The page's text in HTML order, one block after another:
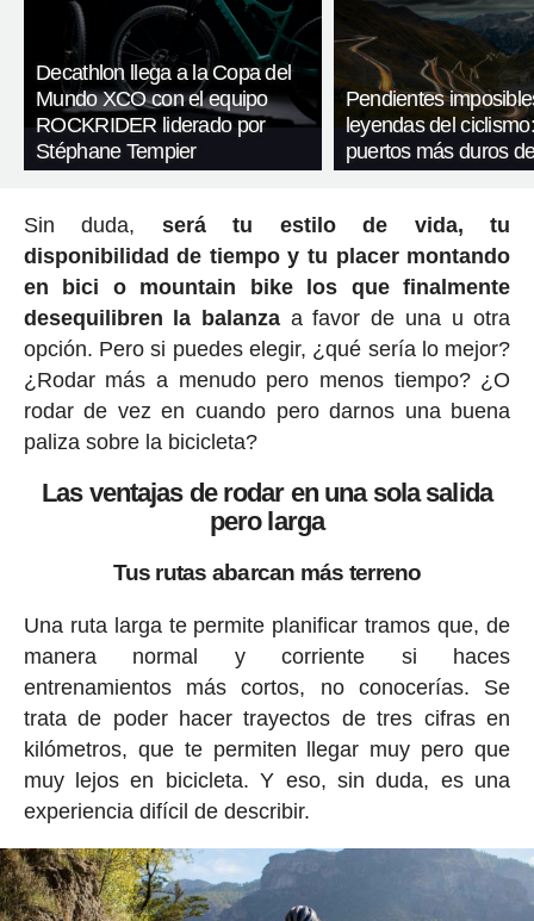
Decathlon llega a la Copa del
Mundo XCO con el equipo
ROCKRIDER liderado por
Stéphane Tempier
Pendientes
leyendas del
puertos más duros
Sin duda, será tu estilo de vida, tu
disponibilidad de tiempo y tu placer montando
en bici o mountain bike los que finalmente
desequilibren la balanza a favor de una u otra
opción. Pero si puedes elegir, ¿qué sería lo mejor?
¿Rodar más a menudo pero menos tiempo? ¿O
rodar de vez en cuando pero darnos una buena
paliza sobre la bicicleta?
Las ventajas de rodar en una sola salida
pero larga
Tus rutas abarcan más terreno
Una ruta larga te permite planificar tramos que, de
manera normal y corriente si haces
entrenamientos más cortos, no conocerías. Se
trata de poder hacer trayectos de tres cifras en
kilómetros, que te permiten llegar muy pero que
muy lejos en bicicleta. Y eso, sin duda, es una
experiencia difícil de describir.